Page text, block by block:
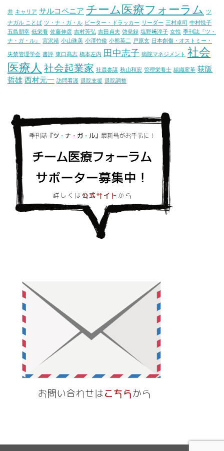
井 キャリア サルコペニア チーム医療フォーラム
ツ
ナガル ことば ツ・ナ・ガ・ル ピーター・ドラッカー リーダー 三村卓司 中村悦子
五島朋幸 低栄養 佐藤伸彦 吉村芳弘 吉田貞夫 啓発録 塩野﨑淳子 女性 季刊誌『ツ・
ナ・ガ・ル』
宮沢靖 小山珠美 小澤竹俊 小熊英二 戸原玄 日本創傷・オストミー・
失禁管理学会 書評 東口髙志 橋本左内 田中志子 病院マネジメント 社会
医療人 社会起業家 社員参謀 秋山和宏 管理栄養士 組織変革 荻阪
哲雄 西村元一 訪問看護 退院支援 退院調整